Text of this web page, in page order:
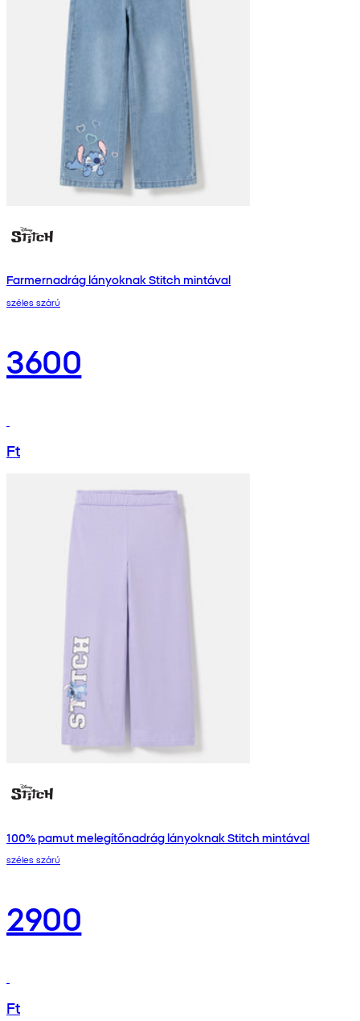
Farmernadrág lányoknak Stitch mintával
széles szárú
3600
Ft
100% pamut melegítőnadrág lányoknak Stitch mintával
széles szárú
2900
Ft